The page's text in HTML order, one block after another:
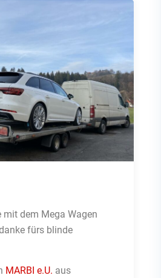
mit dem Mega Wagen
fürs blinde
MARBI e.U. aus